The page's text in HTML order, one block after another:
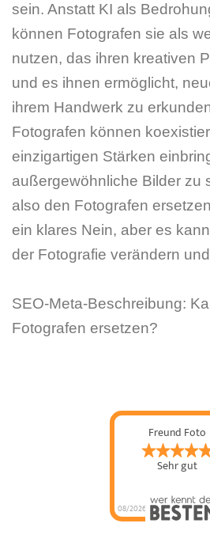
sein. Anstatt KI als
können Fotografen sie als
nutzen, das ihren kreativen
und es ihnen ermöglicht,
ihrem Handwerk zu
Fotografen können
einzigartigen Stärken
außergewöhnliche Bilder zu
also den Fotografen
ein klares Nein, aber es
der Fotografie verändern
SEO-Meta-Beschreibung:
Fotografen ersetzen?
Freund Foto
Sehr gut
08/2026